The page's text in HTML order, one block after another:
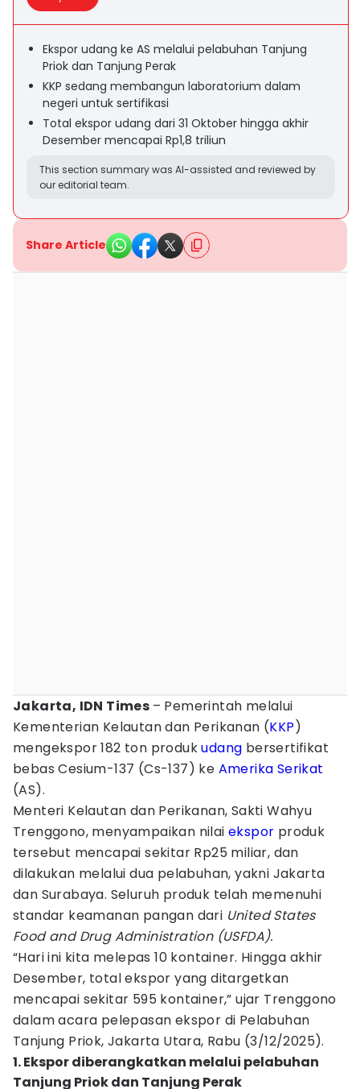
Ekspor udang ke AS melalui pelabuhan Tanjung
Priok dan Tanjung Perak
KKP sedang membangun laboratorium dalam
negeri untuk sertifikasi
Total ekspor udang dari 31 Oktober hingga akhir
Desember mencapai Rp1,8 triliun
This section summary was AI-assisted and reviewed by
our editorial team.
Share Article
Jakarta, IDN Times – Pemerintah melalui
Kementerian Kelautan dan Perikanan (KKP)
mengekspor 182 ton produkudang bersertifikat
bebas Cesium-137 (Cs-137) ke Amerika Serikat
(AS).
Menteri Kelautan dan Perikanan, Sakti Wahyu
Trenggono, menyampaikan nilai ekspor produk
tersebut mencapai sekitar Rp25 miliar, dan
dilakukan melalui dua pelabuhan, yakni Jakarta
dan Surabaya. Seluruh produk telah memenuhi
standar keamanan pangan dari United States
Food and Drug Administration (USFDA).
“Hari ini kita melepas 10 kontainer. Hingga akhir
Desember, total ekspor yang ditargetkan
mencapai sekitar 595 kontainer,” ujar Trenggono
dalam acara pelepasan ekspor di Pelabuhan
Tanjung Priok, Jakarta Utara, Rabu (3/12/2025).
1. Ekspor diberangkatkan melalui pelabuhan
Tanjung Priok dan Tanjung Perak